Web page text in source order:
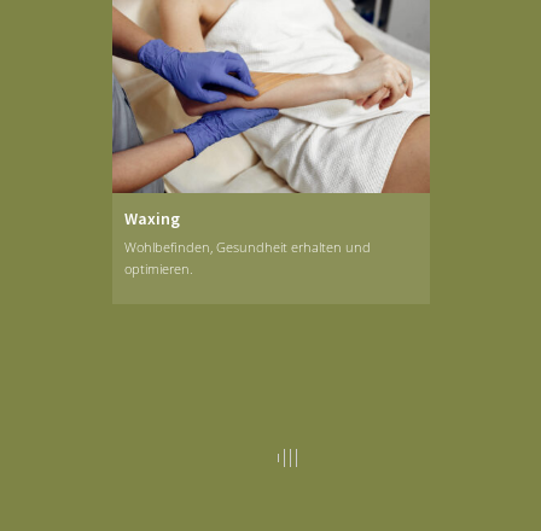
Waxing
Wohlbefinden, Gesundheit erhalten und
optimieren.